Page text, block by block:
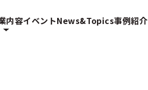
内容イベントNews&Topics事例紹介